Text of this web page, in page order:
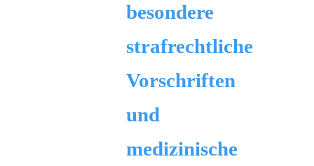
besondere
strafrechtliche
Vorschriften
und
medizinische